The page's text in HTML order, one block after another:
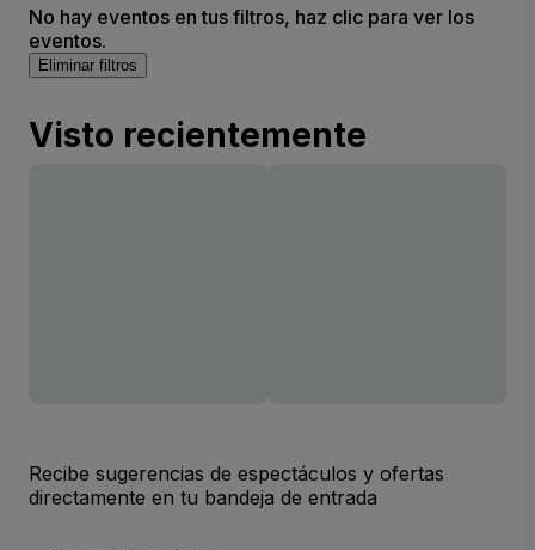
No hay eventos en tus filtros, haz clic para ver los
eventos.
Eliminar filtros
Visto recientemente
Recibe sugerencias de espectáculos y ofertas
directamente en tu bandeja de entrada